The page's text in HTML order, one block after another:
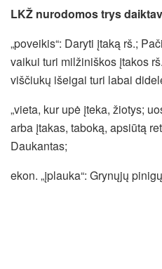
LKŽ nurodomos trys
„poveikis“: Daryti įtaką rš.;
vaikui turi milžiniškos įtakos
viščiukų išeigai turi labai
„vieta, kur upė įteka, žiotys;
arba įtakas, taboką, apsiūtą
Daukantas;
ekon. „įplauka“: Grynųjų